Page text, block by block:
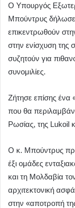
Ο Υπουργός
Μπούντρυς δήλωσε
επικεντρωθούν
στην ενίσχυση της
συζητούν για
συνομιλίες.
Ζήτησε επίσης
που θα
Ρωσίας, της Lukoil
Ο κ. Μπούντρυς
έξι ομάδες
και τη Μολδαβία
αρχιτεκτονική
στην «αποτροπή